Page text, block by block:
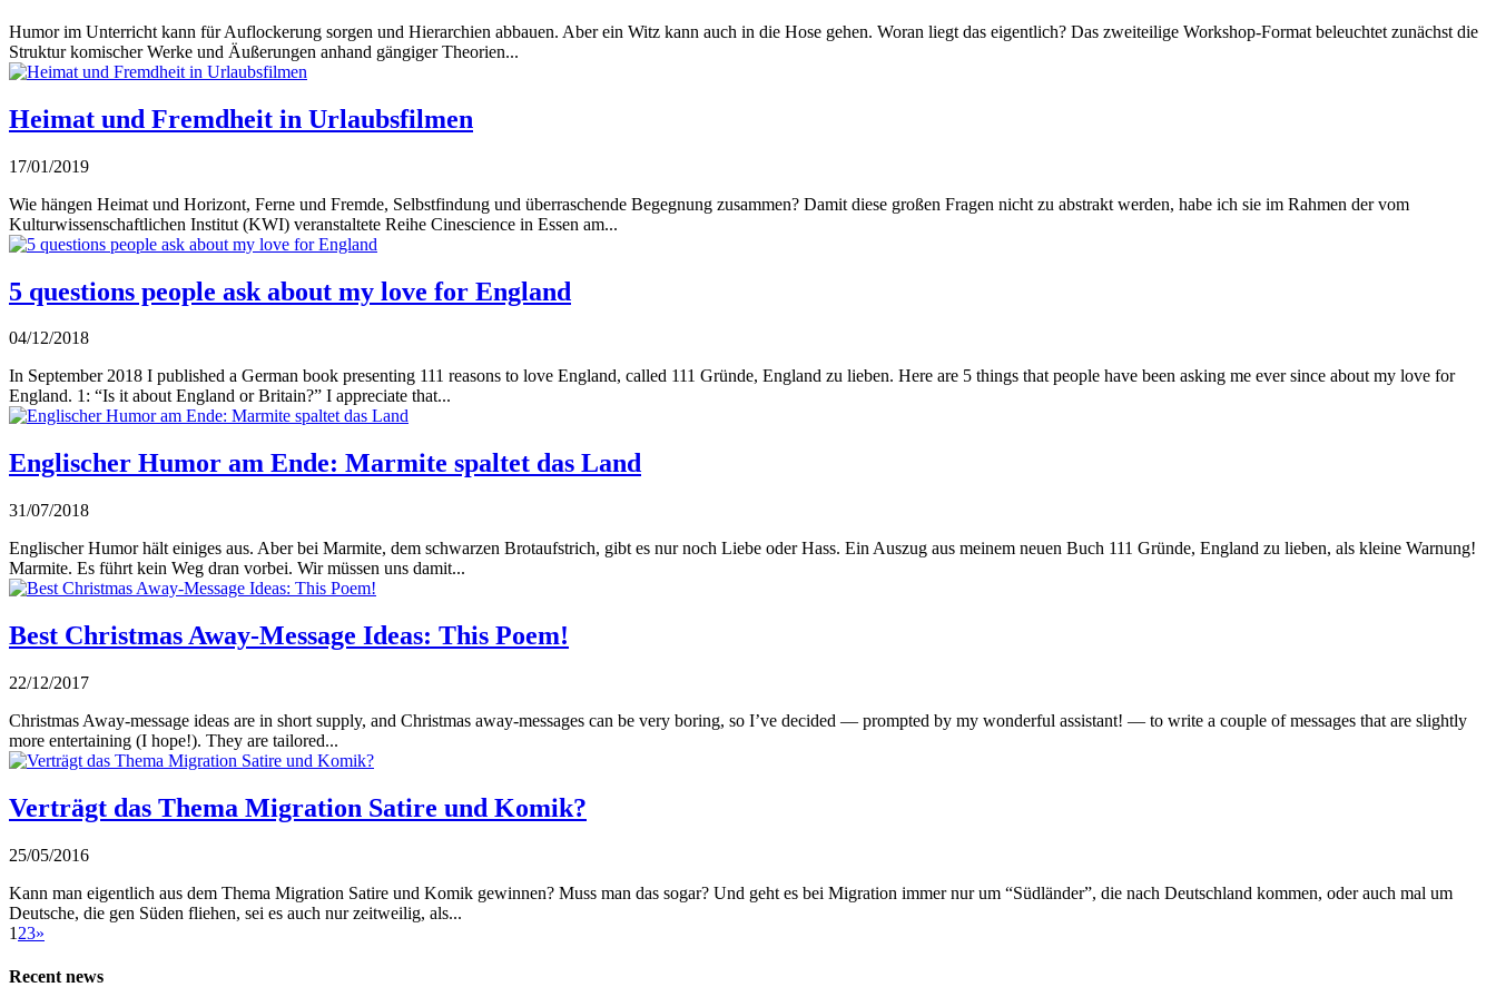
Humor im Unterricht kann für Auflockerung sorgen und Hierarchien abbauen. Aber ein Witz kann auch in die Hose gehen. Woran liegt das eigentlich? Das zweiteilige Workshop-Format beleuchtet zunächst die
Struktur komischer Werke und Äußerungen anhand gängiger Theorien...
Heimat und Fremdheit in Urlaubsfilmen
17/01/2019
Wie hängen Heimat und Horizont, Ferne und Fremde, Selbstfindung und überraschende Begegnung zusammen? Damit diese großen Fragen nicht zu abstrakt werden, habe ich sie im Rahmen der vom
Kulturwissenschaftlichen Institut (KWI) veranstaltete Reihe Cinescience in Essen am...
5 questions people ask about my love for England
04/12/2018
In September 2018 I published a German book presenting 111 reasons to love England, called 111 Gründe, England zu lieben. Here are 5 things that people have been asking me ever since about my love for
England. 1: “Is it about England or Britain?” I appreciate that...
Englischer Humor am Ende: Marmite spaltet das Land
31/07/2018
Englischer Humor hält einiges aus. Aber bei Marmite, dem schwarzen Brotaufstrich, gibt es nur noch Liebe oder Hass. Ein Auszug aus meinem neuen Buch 111 Gründe, England zu lieben, als kleine Warnung!
Marmite. Es führt kein Weg dran vorbei. Wir müssen uns damit...
Best Christmas Away-Message Ideas: This Poem!
22/12/2017
Christmas Away-message ideas are in short supply, and Christmas away-messages can be very boring, so I’ve decided — prompted by my wonderful assistant! — to write a couple of messages that are slightly
more entertaining (I hope!). They are tailored...
Verträgt das Thema Migration Satire und Komik?
25/05/2016
Kann man eigentlich aus dem Thema Migration Satire und Komik gewinnen? Muss man das sogar? Und geht es bei Migration immer nur um “Südländer”, die nach Deutschland kommen, oder auch mal um
Deutsche, die gen Süden fliehen, sei es auch nur zeitweilig, als...
1 23»
Recent news